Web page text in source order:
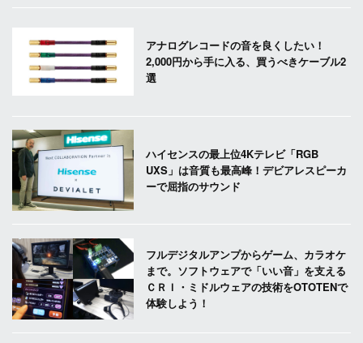
アナログレコードの音を良くしたい！
2,000円から手に入る、買うべきケーブル2
選
ハイセンスの最上位4Kテレビ「RGB
UXS」は音質も最高峰！デビアレスピーカ
ーで屈指のサウンド
フルデジタルアンプからゲーム、カラオケ
まで。ソフトウェアで「いい音」を支える
ＣＲＩ・ミドルウェアの技術をOTOTENで
体験しよう！